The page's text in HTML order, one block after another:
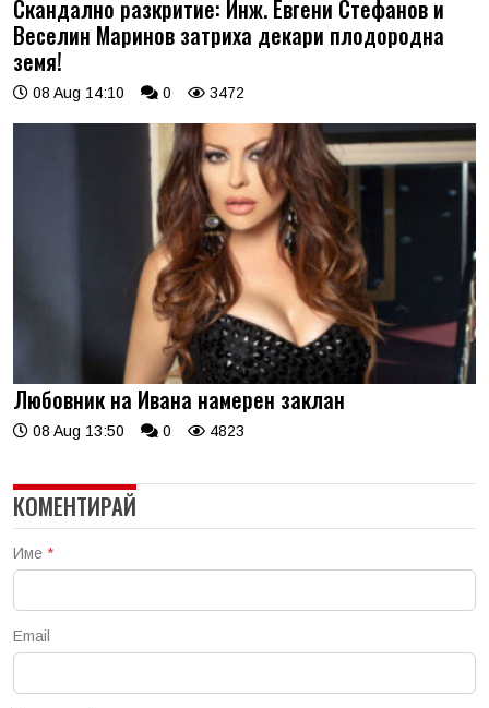
Скандално разкритие: Инж. Евгени Стефанов и
Веселин Маринов затриха декари плодородна
земя!
08 Aug 14:10 0 3472
Любовник на Ивана намерен заклан
08 Aug 13:50 0 4823
КОМЕНТИРАЙ
Име *
Email